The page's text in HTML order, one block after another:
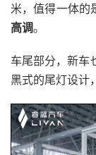
米，值得一体的
高调。
车尾部分，新车
黑式的尾灯设计